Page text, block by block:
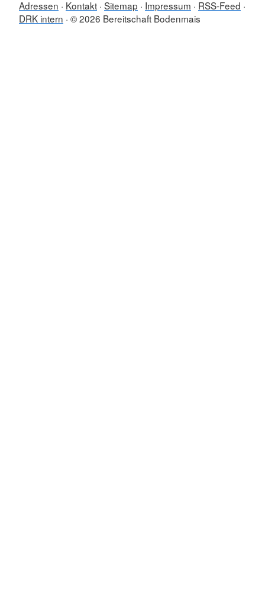
Adressen Kontakt Sitemap Impressum
RSS-Feed
DRK intern © 2026 Bereitschaft Bodenmais